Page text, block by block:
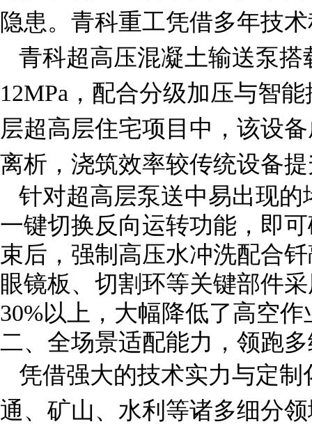
隐患。青科重工凭借多年技
青科超高压混凝土输送泵
12MPa，配合分级加压与智
层超高层住宅项目中，该设
离析，浇筑效率较传统设备
针对超高层泵送中易出现的
一键切换反向运转功能，即
束后，强制高压水冲洗配合
眼镜板、切割环等关键部件
30%以上，大幅降低了高空
二、全场景适配能力，领跑
凭借强大的技术实力与定制
通、矿山、水利等诸多细分